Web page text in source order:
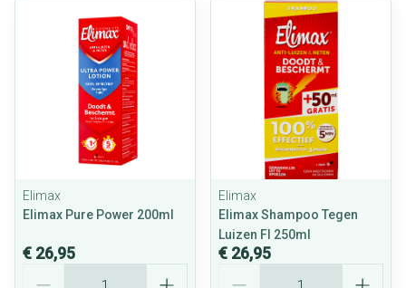
Elimax
Elimax Pure Power 200ml
€ 26,95
Elimax
Elimax Shampoo Tegen
Luizen Fl 250ml
€ 26,95